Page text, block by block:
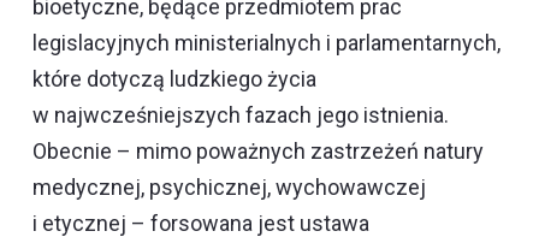
bioetyczne, będące przedmiotem prac
legislacyjnych ministerialnych i parlamentarnych,
które dotyczą ludzkiego życia
w najwcześniejszych fazach jego istnienia.
Obecnie – mimo poważnych zastrzeżeń natury
medycznej, psychicznej, wychowawczej
i etycznej – forsowana jest ustawa